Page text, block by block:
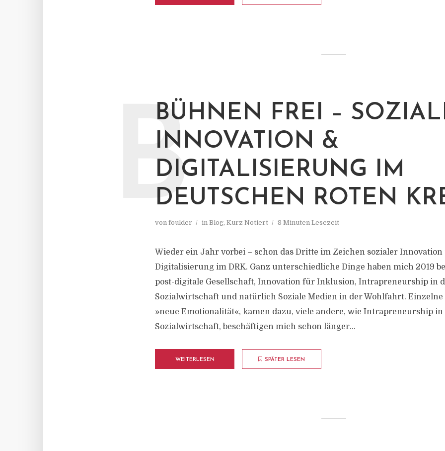
BÜHNEN FREI –
INNOVATION &
DIGITALISIERUNG IM
DEUTSCHEN ROTEN
von foulder in Blog, Kurz Notiert 8 Minuten Lesezeit
B
Wieder ein Jahr vorbei – schon das Dritte im Zeichen sozialer Innovation
Digitalisierung im DRK. Ganz unterschiedliche Dinge haben mich 2019
post-digitale Gesellschaft, Innovation für Inklusion, Intrapreneurship in
Sozialwirtschaft und natürlich Soziale Medien in der Wohlfahrt. Einzelne
»neue Emotionalität«, kamen dazu, viele andere, wie Intrapreneurship in
Sozialwirtschaft, beschäftigen mich schon länger...
WEITERLESEN SPÄTER LESEN